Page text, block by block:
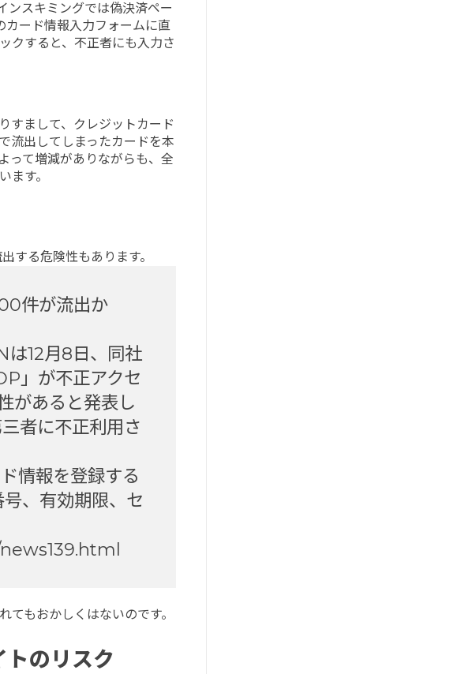
ンスキミングでは偽決済ペー
カード情報入力フォームに直
クすると、不正者にも入力さ
すまして、クレジットカード
流出してしまったカードを本
って増減がありながらも、全
ます。
する危険性もあります。
件が流出か
12月8日、同社
」が不正アクセ
があると発表し
者に不正利用さ
情報を登録する
、有効期限、セ
もおかしくはないのです。
のリスク